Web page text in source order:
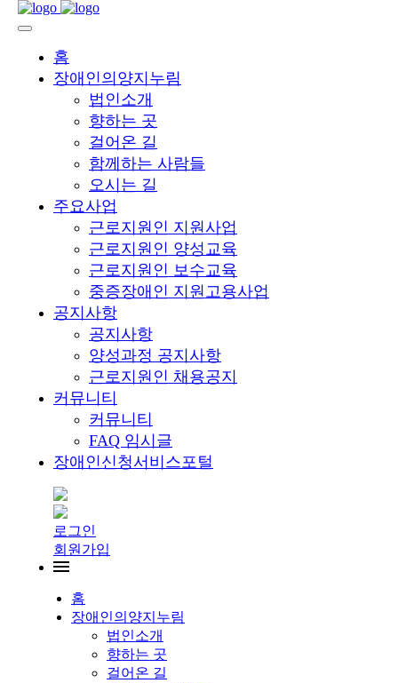
홈
장애인의양지누림
법인소개
향하는 곳
걸어온 길
함께하는 사람들
오시는 길
주요사업
근로지원인 지원사업
근로지원인 양성교육
근로지원인 보수교육
중증장애인 지원고용사업
공지사항
공지사항
양성과정 공지사항
근로지원인 채용공지
커뮤니티
커뮤니티
FAQ 임시글
장애인신청서비스포털
로그인
회원가입
홈
장애인의양지누림
법인소개
향하는 곳
걸어온 길